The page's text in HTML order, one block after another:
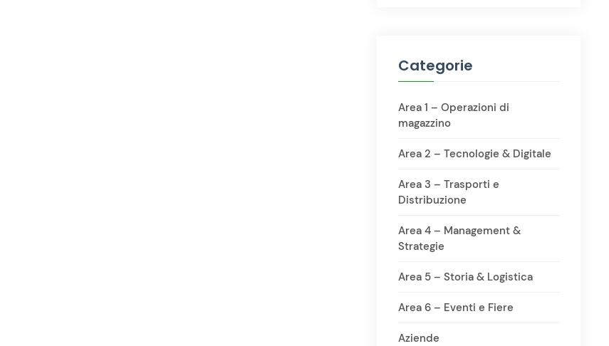
Categorie
Area 1 – Operazioni di
magazzino
Area 2 – Tecnologie & Digitale
Area 3 – Trasporti e
Distribuzione
Area 4 – Management &
Strategie
Area 5 – Storia & Logistica
Area 6 – Eventi e Fiere
Aziende